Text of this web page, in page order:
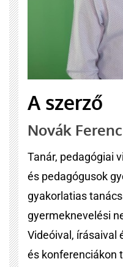
A szerző
Novák Ferenc
Tanár, pedagógiai
és pedagógusok
gyakorlatias
gyermeknevelési
Videóival, írásaival
és konferenciákon